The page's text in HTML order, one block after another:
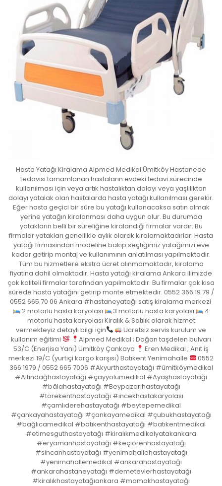
Hasta Yatağı Kiralama Alpmed Medikal Ümitköy Hastanede
tedavisi tamamlanan hastaların evdeki tedavi sürecinde
kullanılması için veya artık hastalıktan dolayı veya yaşlılıktan
dolayı yatalak olan hastalarda hasta yatağı kullanılması gerekir.
Eğer hasta geçici bir süre bu yatağı kullanacaksa satın almak
yerine yatağın kiralanması daha uygun olur. Bu durumda
yatakların belli bir süreliğine kiralandığı firmalar vardır. Bu
firmalar yatakları genellikle aylık olarak kiralamaktadırlar. Hasta
yatağı firmasından modeline bakıp seçtiğimiz yatağımızı eve
kadar getirip montaj ve kullanımının anlatılması yapılmaktadır.
Tüm bu hizmetlere ekstra ücret alınmamaktadır, kiralama
fiyatına dahil olmaktadır. Hasta yatağı kiralama Ankara ilimizde
çok kaliteli firmalar tarafından yapılmaktadır. Bu firmalar çok kısa
sürede hasta yatağını getirip monte etmektedir. 0552 366 19 79 /
0552 665 70 06 Ankara #hastaneyatağı satış kiralama merkezi
2 motorlu hasta karyolası
3 motorlu hasta karyolası
4
motorlu hasta karyolası Kiralık & Satılık olarak hizmet
vermekteyiz detaylı bilgi için
Ücretsiz servis kurulum ve
kullanım eğitimi
Alpmed Medikal ; Doğan taşdelen bulvarı
53/C (Enerjisa Yanı) Ümitköy Çankaya
Eren Medikal ; Anıt iş
merkezi 19/C (yurtiçi kargo karşısı) Batıkent Yenimahalle
0552
366 1979 / 0552 665 7006 #Akyurthastayatağı #ümitköymedikal
#Altındağhastayatağı #çayyolumedikal #Ayaşhastayatağı
#bâlahastayatağı #Beypazarıhastayatağı
#törekenthastayatağı #incekhastakaryolası
#çamlıderehastayatağı #beytepemedikal
#çankayahastayatağı #çankayamedikal #çubukhastayatağı
#bağlıcamedikal #batıkenthastayatağı #batıkentmedikal
#etimesguthastayatağı #kiralıkmedikalyatakankara
#eryamanhastayatağı #keçiörenhastayatağı
#sincanhastayatağı #yenimahallehastayatağı
#yenimahallemedikal #ankarahastayatağı
#ankarahastaneyatağı #demetevlerhastayatağı
#kiralıkhastayatağıankara #mamakhastayatağı